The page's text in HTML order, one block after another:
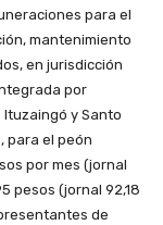
para el
mantenimiento
en jurisdicción
por
y Santo
para el peón
por mes (jornal
pesos (jornal 92,18
de